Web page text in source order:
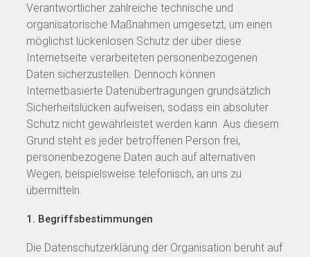
Verantwortlicher zahlreiche technische und
organisatorische Maßnahmen umgesetzt, um einen
möglichst lückenlosen Schutz der über diese
Internetseite verarbeiteten personenbezogenen
Daten sicherzustellen. Dennoch können
Internetbasierte Datenübertragungen grundsätzlich
Sicherheitslücken aufweisen, sodass ein absoluter
Schutz nicht gewährleistet werden kann. Aus diesem
Grund steht es jeder betroffenen Person frei,
personenbezogene Daten auch auf alternativen
Wegen, beispielsweise telefonisch, an uns zu
übermitteln.
1. Begriffsbestimmungen
Die Datenschutzerklärung der Organisation beruht auf